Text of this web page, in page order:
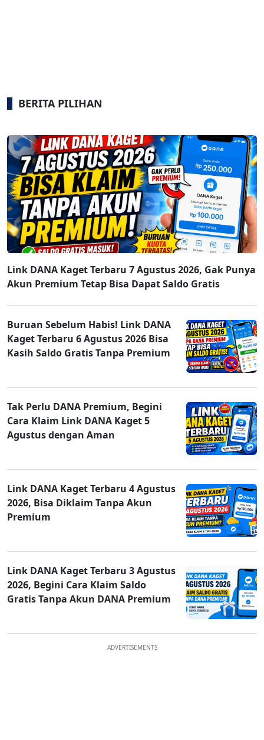
BERITA PILIHAN
Link DANA Kaget Terbaru 7 Agustus 2026, Gak Punya
Akun Premium Tetap Bisa Dapat Saldo Gratis
Buruan Sebelum Habis! Link DANA
Kaget Terbaru 6 Agustus 2026 Bisa
Kasih Saldo Gratis Tanpa Premium
Tak Perlu DANA Premium, Begini
Cara Klaim Link DANA Kaget 5
Agustus dengan Aman
Link DANA Kaget Terbaru 4 Agustus
2026, Bisa Diklaim Tanpa Akun
Premium
Link DANA Kaget Terbaru 3 Agustus
2026, Begini Cara Klaim Saldo
Gratis Tanpa Akun DANA Premium
ADVERTISEMENTS